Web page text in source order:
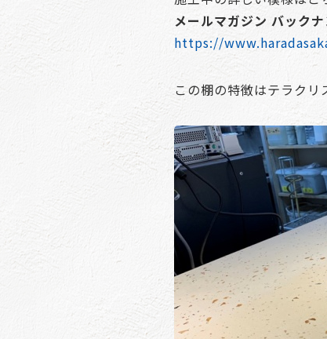
メールマガジン バック
https://
この棚の特徴はテラクリ